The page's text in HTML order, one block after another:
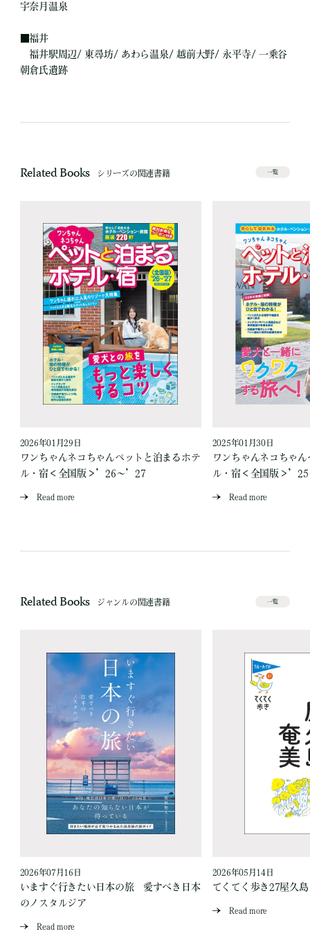
宇奈月温泉
■福井
福井駅周辺/ 東尋坊/ あわら温泉/ 越前大野/ 永平寺/ 一乗谷
朝倉氏遺跡
Related Books シリーズの関連書籍 一覧
2026年01月29日
ワンちゃんネコちゃんペットと泊まるホテ
ル・宿＜全国版＞’26～’27
Read more
2025年01月30日
ワンちゃんネコちゃ
ル・宿＜全国版＞
Read more
Related Books ジャンルの関連書籍 一覧
2026年07月16日
いますぐ行きたい日本の旅 愛すべき日本
のノスタルジア
Read more
2026年05月14日
てくてく歩き27屋久
Read more